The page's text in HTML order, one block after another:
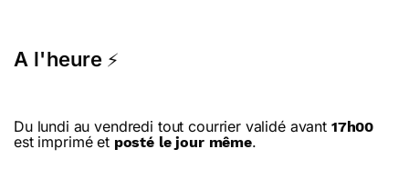
A l'heure ⚡
Du lundi au vendredi tout courrier validé avant 17h00
est imprimé et posté le jour même.